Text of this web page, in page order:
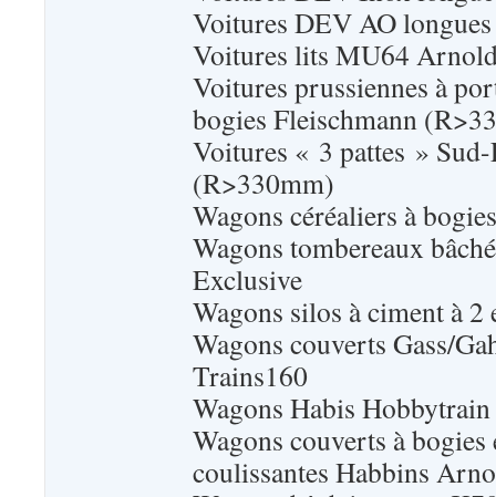
Voitures DEV AO
Voitures lits MU64
Voitures prussiennes à
bogies Fleischmann
Voitures « 3 pattes »
(R>330mm)
Wagons céréaliers à
Wagons tombereaux
Exclusive
Wagons silos à ciment à
Wagons couverts Gass/
Trains160
Wagons Habis
Wagons couverts à bogies
coulissantes Habbins